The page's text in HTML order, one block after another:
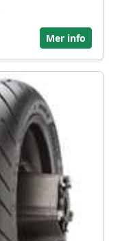
Mer info